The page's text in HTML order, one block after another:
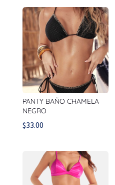
PANTY BAÑO CHAMELA
NEGRO
$33.00